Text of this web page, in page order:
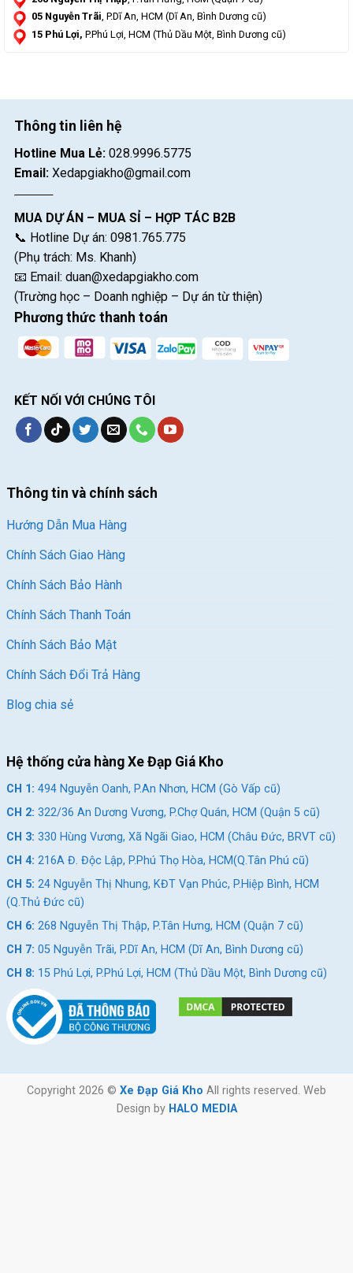
05 Nguyễn Trãi, P.Dĩ An, HCM (Dĩ An, Bình Dương cũ)
15 Phú Lợi, P.Phú Lợi, HCM (Thủ Dầu Một, Bình Dương cũ)
Thông tin liên hệ
Hotline Mua Lẻ: 028.9996.5775
Email: Xedapgiakho@gmail.com
MUA DỰ ÁN – MUA SỈ – HỢP TÁC B2B
📞 Hotline Dự án: 0981.765.775
(Phụ trách: Ms. Khanh)
📧 Email: duan@xedapgiakho.com
(Trường học – Doanh nghiệp – Dự án từ thiện)
Phương thức thanh toán
KẾT NỐI VỚI CHÚNG TÔI
Thông tin và chính sách
Hướng Dẫn Mua Hàng
Chính Sách Giao Hàng
Chính Sách Bảo Hành
Chính Sách Thanh Toán
Chính Sách Bảo Mật
Chính Sách Đổi Trả Hàng
Blog chia sẻ
Hệ thống cửa hàng Xe Đạp Giá Kho
CH 1: 494 Nguyễn Oanh, P.An Nhơn, HCM (Gò Vấp cũ)
CH 2: 322/36 An Dương Vương, P.Chợ Quán, HCM (Quận 5 cũ)
CH 3: 330 Hùng Vương, Xã Ngãi Giao, HCM (Châu Đức, BRVT cũ)
CH 4: 216A Đ. Độc Lập, P.Phú Thọ Hòa, HCM(Q.Tân Phú cũ)
CH 5: 24 Nguyễn Thị Nhung, KĐT Vạn Phúc, P.Hiệp Bình, HCM
(Q.Thủ Đức cũ)
CH 6: 268 Nguyễn Thị Thập, P.Tân Hưng, HCM (Quận 7 cũ)
CH 7: 05 Nguyễn Trãi, P.Dĩ An, HCM (Dĩ An, Bình Dương cũ)
CH 8: 15 Phú Lợi, P.Phú Lợi, HCM (Thủ Dầu Một, Bình Dương cũ)
Copyright 2026 © Xe Đạp Giá Kho All rights reserved. Web
Design by HALO MEDIA